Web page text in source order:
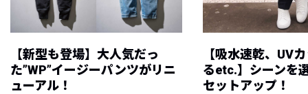
【新型も登場】大人気だっ
た”WP”イージーパンツがリニ
ューアル！
【吸水速乾、UV
るetc.】シーンを
セットアップ！